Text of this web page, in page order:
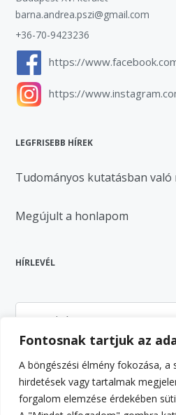
Fontosnak tartjuk az
A böngészési élmény fokozása, a
hirdetések vagy tartalmak
forgalom elemzése érdekében
barna.andrea.pszi@gmail.com
+36-70-9423236
https://
https://
LEGFRISEBB HÍREK
Tudományos kutatásban való
Megújult a honlapom
HÍRLEVÉL
Feliratkozás